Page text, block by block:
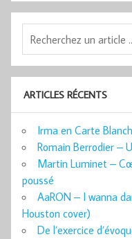
ARTICLES RÉCENTS
Irma en Carte
Romain Berrodier –
Martin Luminet –
poussé
AaRON – I wanna
Houston cover)
De l’exercice